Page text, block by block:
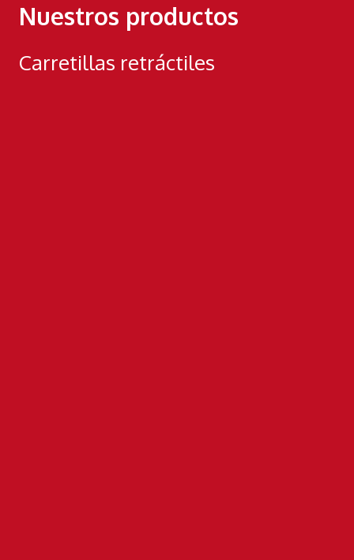
Nuestros productos
Carretillas retráctiles